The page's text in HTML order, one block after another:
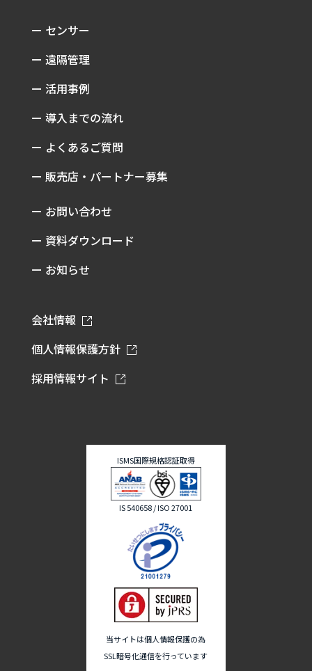
ー センサー
ー 遠隔管理
ー 活用事例
ー 導入までの流れ
ー よくあるご質問
ー 販売店・パートナー募集
ー お問い合わせ
ー 資料ダウンロード
ー お知らせ
会社情報
個人情報保護方針
採用情報サイト
ISMS国際規格認証取得
IS 540658 / ISO 27001
当サイトは個人情報保護の為
SSL暗号化通信を行っています